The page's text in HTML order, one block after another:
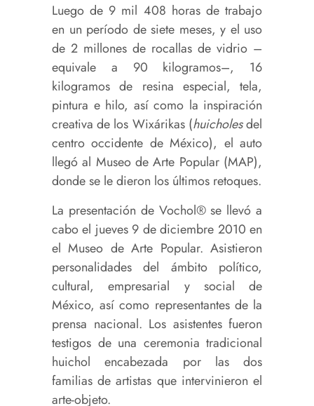
Luego de 9 mil 408 horas de trabajo
en un período de siete meses, y el uso
de 2 millones de rocallas de vidrio –
equivale a 90 kilogramos–, 16
kilogramos de resina especial, tela,
pintura e hilo, así como la inspiración
creativa de los Wixárikas (huicholesdel
centro occidente de México), el auto
llegó al Museo de Arte Popular (MAP),
donde se le dieron los últimos retoques.
La presentación de Vochol® se llevó a
cabo el jueves 9 de diciembre 2010 en
el Museo de Arte Popular. Asistieron
personalidades del ámbito político,
cultural, empresarial y social de
México, así como representantes de la
prensa nacional. Los asistentes fueron
testigos de una ceremonia tradicional
huichol encabezada por las dos
familias de artistas que intervinieron el
arte-objeto.